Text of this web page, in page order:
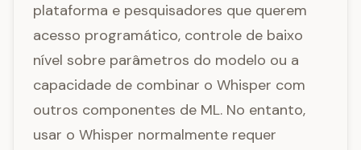
plataforma e pesquisadores que querem
acesso programático, controle de baixo
nível sobre parâmetros do modelo ou a
capacidade de combinar o Whisper com
outros componentes de ML. No entanto,
usar o Whisper normalmente requer